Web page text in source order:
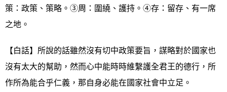
策：政策、策略。③周：圍繞、護持。④存：留存、有一席
之地。
【白話】所說的話雖然沒有切中政策要旨，謀略對於國家也
沒有太大的幫助，然而心中能時時維繫護全君王的德行，所
作所為能合乎仁義，那自身必能在國家社會中立足。